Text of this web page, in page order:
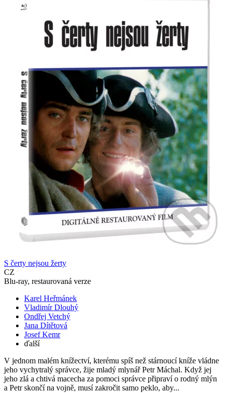
S čerty nejsou žerty
CZ
Blu-ray, restaurovaná verze
Karel Heřmánek
Vladimír Dlouhý
Ondřej Vetchý
Jana Dítětová
Josef Kemr
ďalší
V jednom malém knížectví, kterému spíš než stárnoucí kníže vládne
jeho vychytralý správce, žije mladý mlynář Petr Máchal. Když jej
jeho zlá a chtivá macecha za pomoci správce připraví o rodný mlýn
a Petr skončí na vojně, musí zakročit samo peklo, aby...